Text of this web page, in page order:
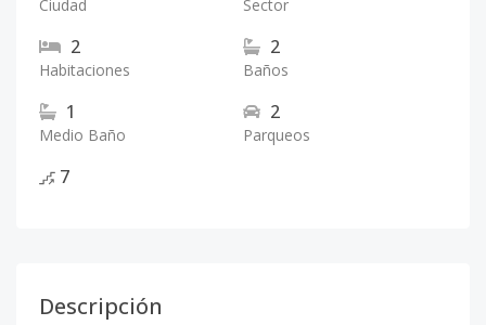
Ciudad Sector
2
Habitaciones
2
Baños
1
Medio Baño
2
Parqueos
7
Descripción